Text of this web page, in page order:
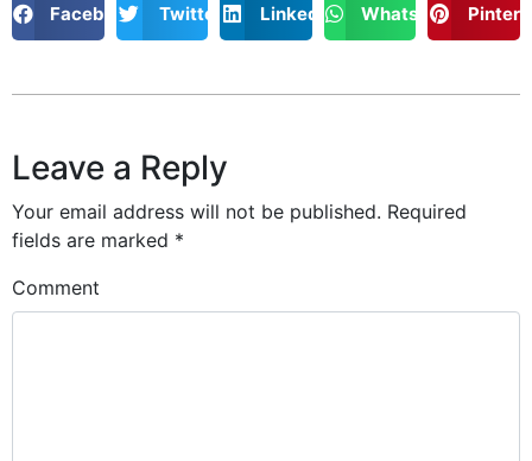
Facebook Twitter LinkedIn WhatsApp
Leave a Reply
Your email address will not be published. Required
fields are marked *
Comment